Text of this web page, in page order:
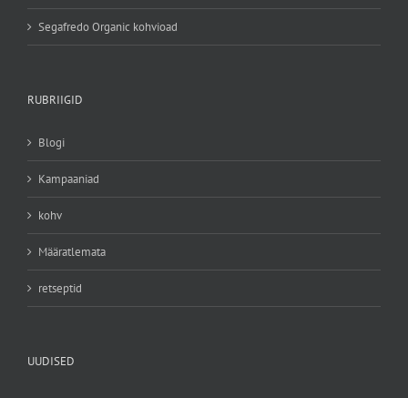
Segafredo Organic kohvioad
RUBRIIGID
Blogi
Kampaaniad
kohv
Määratlemata
retseptid
UUDISED